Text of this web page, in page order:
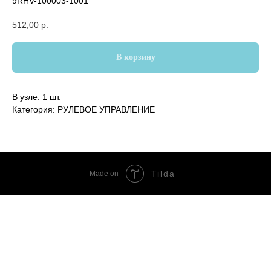
512,00 р.
В корзину
В узле: 1 шт.
Категория: РУЛЕВОЕ УПРАВЛЕНИЕ
Made on Tilda